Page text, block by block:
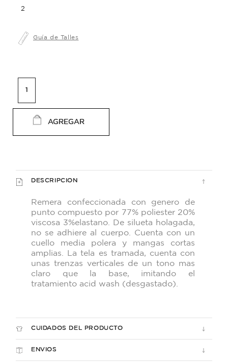
2
Guía de Talles
AGREGAR
DESCRIPCION
Remera confeccionada con genero de
punto compuesto por 77% poliester 20%
viscosa 3%elastano. De silueta holagada,
no se adhiere al cuerpo. Cuenta con un
cuello media polera y mangas cortas
amplias. La tela es tramada, cuenta con
unas trenzas verticales de un tono mas
claro que la base, imitando el
tratamiento acid wash (desgastado).
CUIDADOS DEL PRODUCTO
ENVIOS